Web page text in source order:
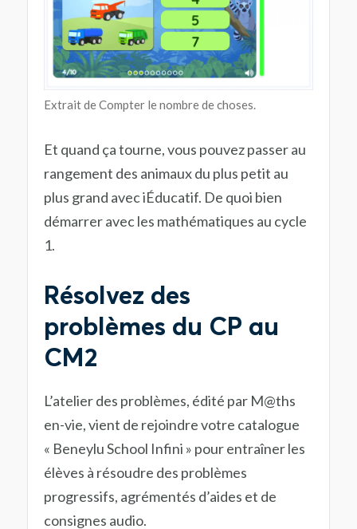
Extrait de Compter le nombre de choses.
Et quand ça tourne, vous pouvez passer au
rangement des animaux du plus petit au
plus grand avec iÉducatif. De quoi bien
démarrer avec les mathématiques au cycle
1.
Résolvez des
problèmes du CP au
CM2
L’atelier des problèmes, édité par M@ths
en-vie, vient de rejoindre votre catalogue
« Beneylu School Infini » pour entraîner les
élèves à résoudre des problèmes
progressifs, agrémentés d’aides et de
consignes audio.